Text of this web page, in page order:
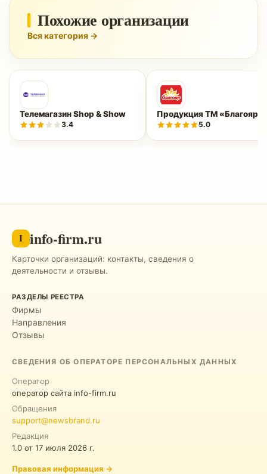
Похожие организации
Вся категория →
Телемагазин Shop & Show
3.4
Продукция ТМ «Благояр»
5.0
I info-firm.ru
Карточки организаций: контакты, сведения о
деятельности и отзывы.
РАЗДЕЛЫ РЕЕСТРА
Фирмы
Направления
Отзывы
СВЕДЕНИЯ ОБ ОПЕРАТОРЕ ПЕРСОНАЛЬНЫХ ДАННЫХ
Оператор
оператор сайта info-firm.ru
Обращения
support@newsbrand.ru
Редакция
1.0 от 17 июля 2026 г.
Правовая информация →